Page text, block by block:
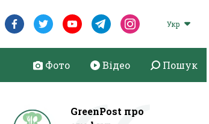
Укр
Фото Відео Пошук
GreenPost про